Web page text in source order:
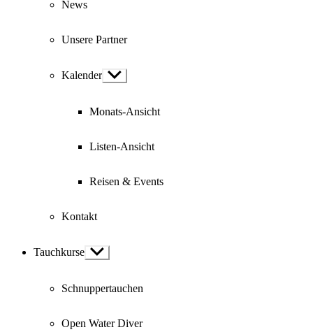
News
Unsere Partner
Kalender Show
sub
Monats-Ansicht
Listen-Ansicht
Reisen & Events
Kontakt
Tauchkurse Show
sub
Schnuppertauchen
Open Water Diver